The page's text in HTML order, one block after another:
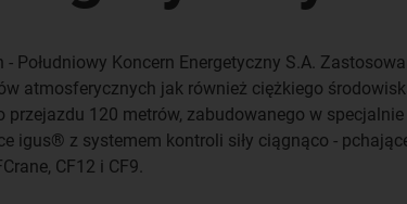
Południowy Koncern Energetyczny S.A.
atmosferycznych jak również ciężkiego
przejazdu 120 metrów, zabudowanego w
z systemem kontroli siły ciągnąco -
CF12 i CF9.